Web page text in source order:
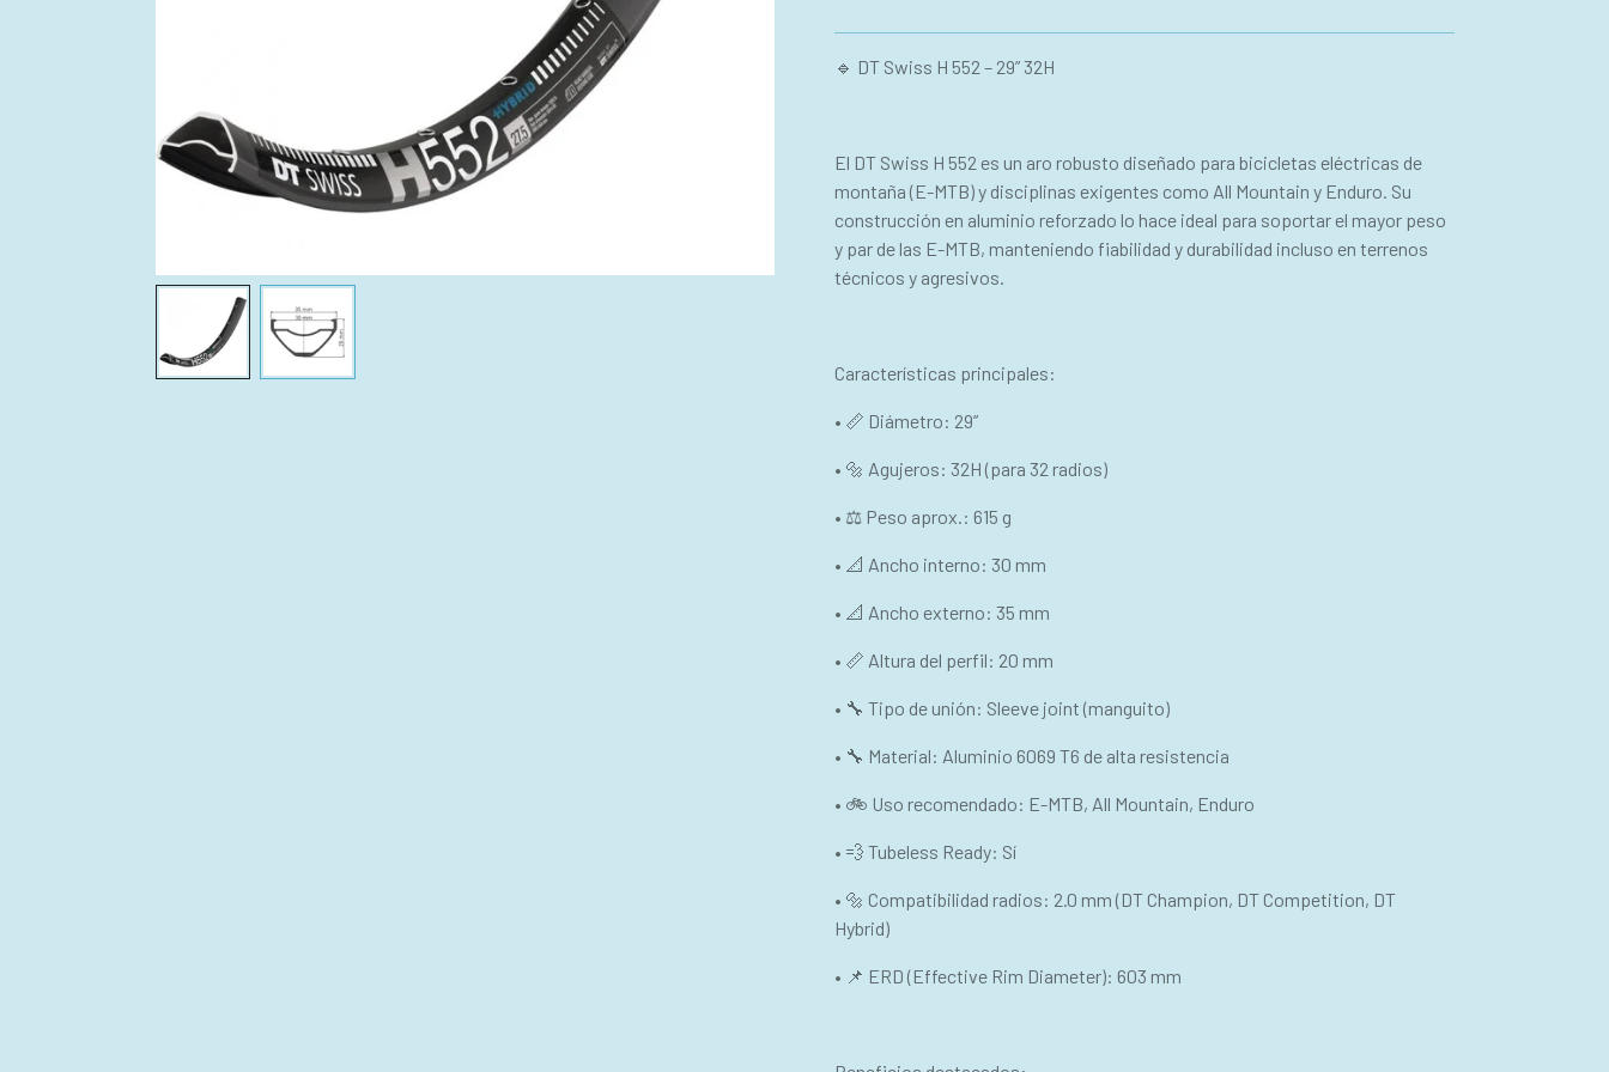
🔹 DT Swiss H 552 – 29” 32H
El DT Swiss H 552 es un aro robusto diseñado para bicicletas eléctricas de
montaña (E-MTB) y disciplinas exigentes como All Mountain y Enduro. Su
construcción en aluminio reforzado lo hace ideal para soportar el mayor peso
y par de las E-MTB, manteniendo fiabilidad y durabilidad incluso en terrenos
técnicos y agresivos.
Características principales:
• 📏 Diámetro: 29”
• 🔩 Agujeros: 32H (para 32 radios)
• ⚖ Peso aprox.: 615 g
• 📐 Ancho interno: 30 mm
• 📐 Ancho externo: 35 mm
• 📏 Altura del perfil: 20 mm
• 🔧 Tipo de unión: Sleeve joint (manguito)
• 🔧 Material: Aluminio 6069 T6 de alta resistencia
• 🚲 Uso recomendado: E-MTB, All Mountain, Enduro
• 💨 Tubeless Ready: Sí
• 🔩 Compatibilidad radios: 2.0 mm (DT Champion, DT Competition, DT
Hybrid)
• 📌 ERD (Effective Rim Diameter): 603 mm